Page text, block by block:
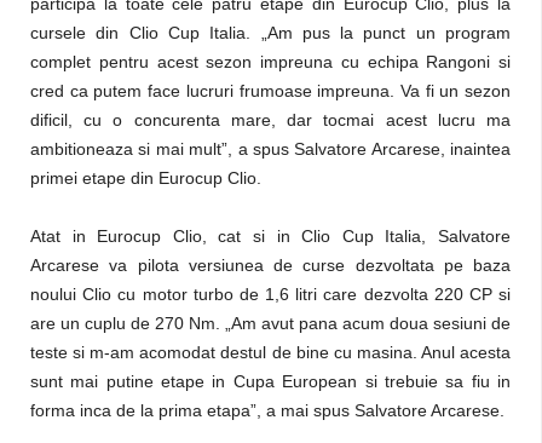
cursele din Clio Cup Italia. „Am pus la punct un program
complet pentru acest sezon impreuna cu echipa Rangoni si
cred ca putem face lucruri frumoase impreuna. Va fi un sezon
dificil, cu o concurenta mare, dar tocmai acest lucru ma
ambitioneaza si mai mult”, a spus Salvatore Arcarese, inaintea
primei etape din Eurocup Clio.
Atat in Eurocup Clio, cat si in Clio Cup Italia, Salvatore
Arcarese va pilota versiunea de curse dezvoltata pe baza
noului Clio cu motor turbo de 1,6 litri care dezvolta 220 CP si
are un cuplu de 270 Nm. „Am avut pana acum doua sesiuni de
teste si m-am acomodat destul de bine cu masina. Anul acesta
sunt mai putine etape in Cupa European si trebuie sa fiu in
forma inca de la prima etapa”, a mai spus Salvatore Arcarese.